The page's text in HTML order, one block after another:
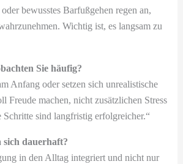
bewusstes Barfußgehen regen an,
Wichtig ist, es langsam zu
Sie häufig?
Anfang oder setzen sich unrealistische
Freude machen, nicht zusätzlichen Stress
Schritte sind langfristig erfolgreicher.“
dauerhaft?
in den Alltag integriert und nicht nur